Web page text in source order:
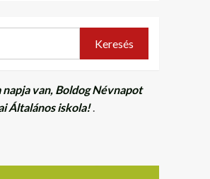
van, Boldog Névnapot
Általános iskola!.